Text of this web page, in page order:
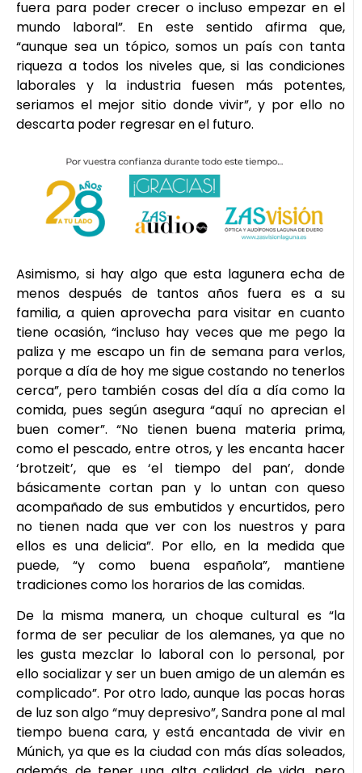
fuera para poder crecer o incluso empezar en el
mundo laboral”. En este sentido afirma que,
“aunque sea un tópico, somos un país con tanta
riqueza a todos los niveles que, si las condiciones
laborales y la industria fuesen más potentes,
seriamos el mejor sitio donde vivir”, y por ello no
descarta poder regresar en el futuro.
Asimismo, si hay algo que esta lagunera echa de
menos después de tantos años fuera es a su
familia, a quien aprovecha para visitar en cuanto
tiene ocasión, “incluso hay veces que me pego la
paliza y me escapo un fin de semana para verlos,
porque a día de hoy me sigue costando no tenerlos
cerca”, pero también cosas del día a día como la
comida, pues según asegura “aquí no aprecian el
buen comer”. “No tienen buena materia prima,
como el pescado, entre otros, y les encanta hacer
‘brotzeit’, que es ‘el tiempo del pan’, donde
básicamente cortan pan y lo untan con queso
acompañado de sus embutidos y encurtidos, pero
no tienen nada que ver con los nuestros y para
ellos es una delicia”. Por ello, en la medida que
puede, “y como buena española”, mantiene
tradiciones como los horarios de las comidas.
De la misma manera, un choque cultural es “la
forma de ser peculiar de los alemanes, ya que no
les gusta mezclar lo laboral con lo personal, por
ello socializar y ser un buen amigo de un alemán es
complicado”. Por otro lado, aunque las pocas horas
de luz son algo “muy depresivo”, Sandra pone al mal
tiempo buena cara, y está encantada de vivir en
Múnich, ya que es la ciudad con más días soleados,